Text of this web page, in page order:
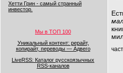
Хетти Грин - самый странный
инвестор.
Мы в ТОП 100
Уникальный контент: рерайт,
копирайт, переводы — Адвего
LiveRSS: Каталог русскоязычных
RSS-каналов